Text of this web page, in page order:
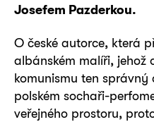
Josefem Pazderkou.
O české autorce, která
albánském malíři, jehož
komunismu ten
polském sochaři-
veřejného prostoru,